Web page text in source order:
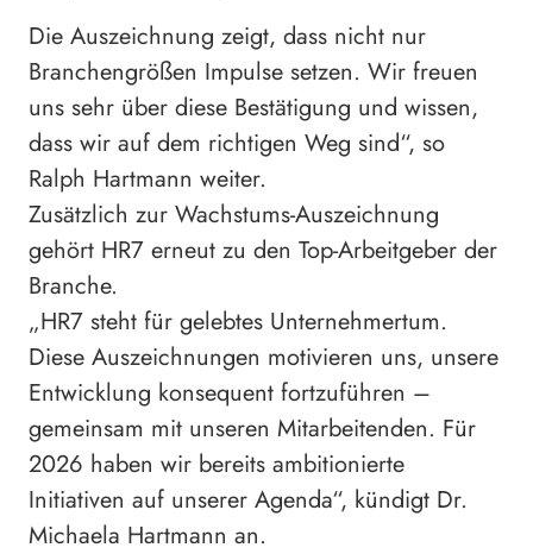
Die Auszeichnung zeigt, dass nicht nur
Branchengrößen Impulse setzen. Wir freuen
uns sehr über diese Bestätigung und wissen,
dass wir auf dem richtigen Weg sind“, so
Ralph Hartmann weiter.
Zusätzlich zur Wachstums-Auszeichnung
gehört HR7 erneut zu den Top-Arbeitgeber der
Branche.
„HR7 steht für gelebtes Unternehmertum.
Diese Auszeichnungen motivieren uns, unsere
Entwicklung konsequent fortzuführen –
gemeinsam mit unseren Mitarbeitenden. Für
2026 haben wir bereits ambitionierte
Initiativen auf unserer Agenda“, kündigt Dr.
Michaela Hartmann an.